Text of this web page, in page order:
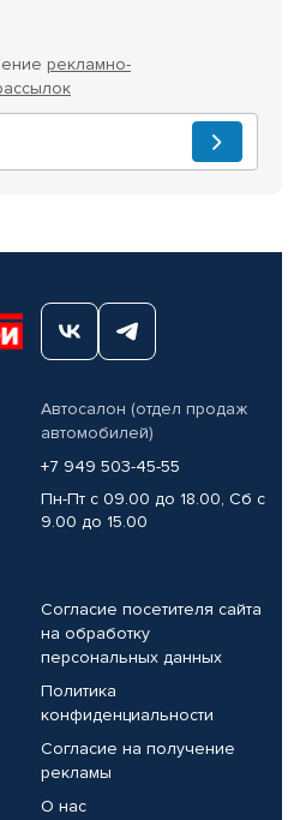
рекламно-
Автосалон (отдел продаж
автомобилей)
+7 949 503-45-55
Пн-Пт с 09.00 до 18.00, Сб с
9.00 до 15.00
Согласие посетителя сайта
на обработку
персональных данных
Политика
конфиденциальности
Согласие на получение
рекламы
О нас